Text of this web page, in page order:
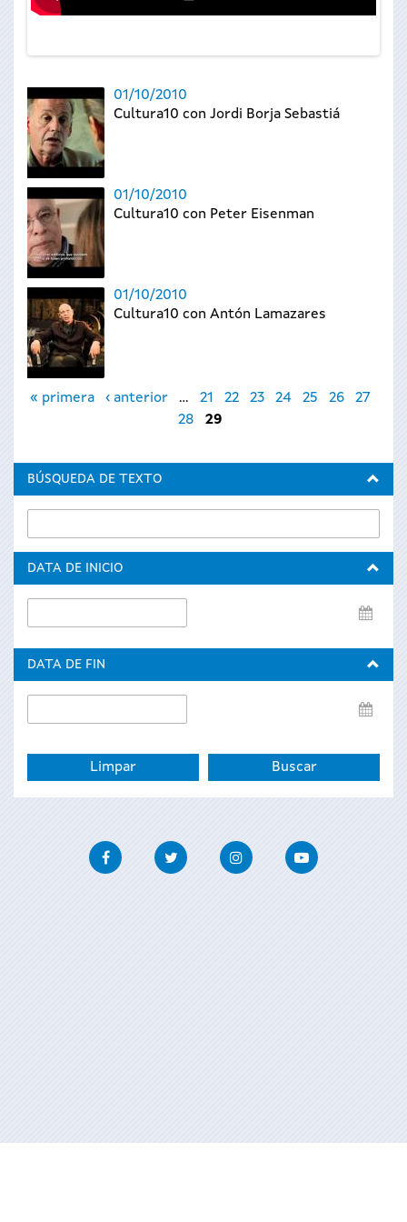
01/10/2010
Cultura10 con Jordi Borja Sebastiá
01/10/2010
Cultura10 con Peter Eisenman
01/10/2010
Cultura10 con Antón Lamazares
Páginas
« primera ‹ anterior … 21 22 23 24 25 26
27
28
29
BÚSQUEDA DE TEXTO
DATA DE INICIO
de
DATA DE FIN
de
FacebookTwitter InstagramYoutube